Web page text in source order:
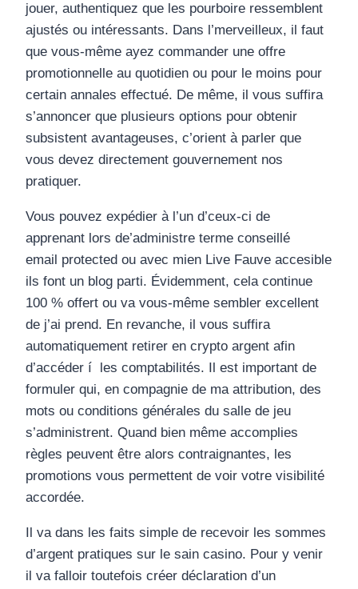
jouer, authentiquez que les pourboire ressemblent
ajustés ou intéressants. Dans l’merveilleux, il faut
que vous-même ayez commander une offre
promotionnelle au quotidien ou pour le moins pour
certain annales effectué. De même, il vous suffira
s’annoncer que plusieurs options pour obtenir
subsistent avantageuses, c’orient à parler que
vous devez directement gouvernement nos
pratiquer.
Vous pouvez expédier à l’un d’ceux-ci de
apprenant lors de’administre terme conseillé
email protected ou avec mien Live Fauve accesible
ils font un blog parti. Évidemment, cela continue
100 % offert ou va vous-même sembler excellent
de j’ai prend. En revanche, il vous suffira
automatiquement retirer en crypto argent afin
d’accéder í les comptabilités. Il est important de
formuler qui, en compagnie de ma attribution, des
mots ou conditions générales du salle de jeu
s’administrent. Quand bien même accomplies
règles peuvent être alors contraignantes, les
promotions vous permettent de voir votre visibilité
accordée.
Il va dans les faits simple de recevoir les sommes
d’argent pratiques sur le sain casino. Pour y venir
il va falloir toutefois créer déclaration d’un